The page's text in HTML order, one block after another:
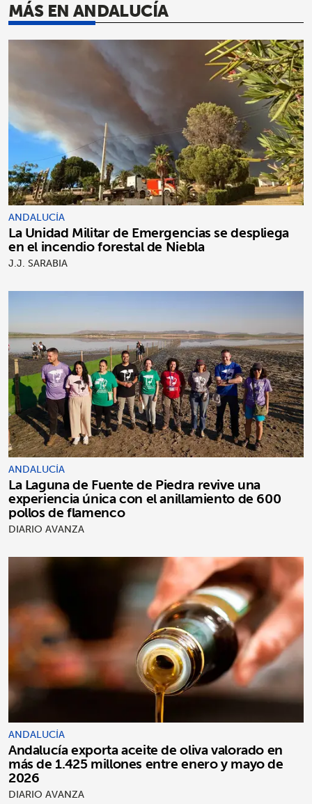
MÁS EN ANDALUCÍA
ANDALUCÍA
La Unidad Militar de Emergencias se despliega
en el incendio forestal de Niebla
J.J. SARABIA
ANDALUCÍA
La Laguna de Fuente de Piedra revive una
experiencia única con el anillamiento de 600
pollos de flamenco
DIARIO AVANZA
ANDALUCÍA
Andalucía exporta aceite de oliva valorado en
más de 1.425 millones entre enero y mayo de
2026
DIARIO AVANZA